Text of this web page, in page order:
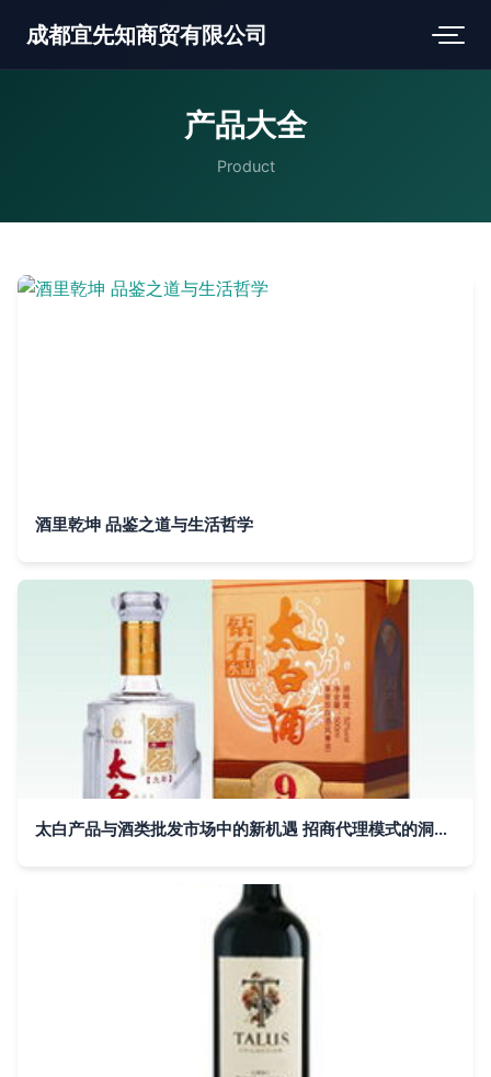
成都宜先知商贸有限公司
产品大全
Product
酒里乾坤 品鉴之道与生活哲学
太白产品与酒类批发市场中的新机遇 招商代理模式的洞察与方向